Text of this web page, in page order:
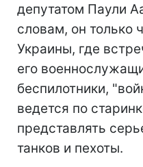
депутатом Паули
словам, он только
Украины, где
его
беспилотники,
ведется по
представлять
танков и пехоты.